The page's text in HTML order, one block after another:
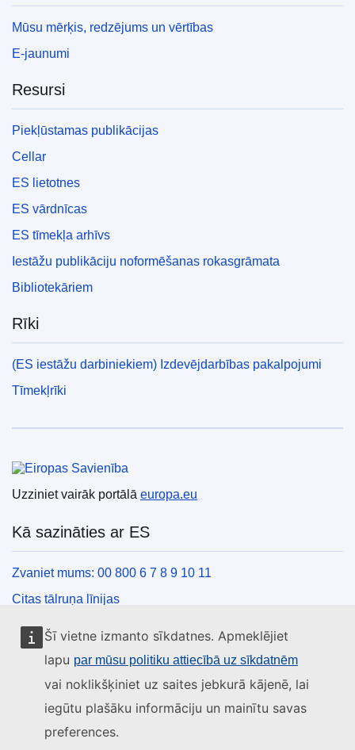
Šī vietne izmanto sīkdatnes. Apmeklējiet
lapu par mūsu politiku attiecībā uz sīkdatnēm
vai noklikšķiniet uz saites jebkurā kājenē, lai
iegūtu plašāku informāciju un mainītu savas
preferences.
Mūsu mērķis, redzējums un vērtības
E-jaunumi
Resursi
Piekļūstamas publikācijas
Cellar
ES lietotnes
ES vārdnīcas
ES tīmekļa arhīvs
Iestāžu publikāciju noformēšanas rokasgrāmata
Bibliotekāriem
Rīki
(ES iestāžu darbiniekiem) Izdevējdarbības pakalpojumi
Tīmekļrīki
Uzziniet vairāk portālā europa.eu
Kā sazināties ar ES
Zvaniet mums: 00 800 6 7 8 9 10 11
Citas tālruņa līnijas
Saziņas veidlapa
ES centru kontaktinformācija
Sociālie mediji
ES konti sociālajos medijos